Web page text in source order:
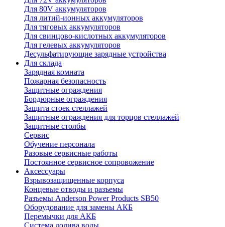
Для 80V аккумуляторов
Для литий-ионных аккумуляторов
Для тяговых аккумуляторов
Для свинцово-кислотных аккумуляторов
Для гелевых аккумуляторов
Десульфатирующие зарядные устройства
Для склада
Зарядная комната
Пожарная безопасность
Защитные ограждения
Бордюрные ограждения
Защита стоек стеллажей
Защитные ограждения для торцов стеллажей
Защитные столбы
Сервис
Обучение персонала
Разовые сервисные работы
Постоянное сервисное сопровожение
Аксессуары
Взрывозащищенные корпуса
Концевые отводы и разъемы
Разъемы Anderson Power Products SB50
Оборудование для замены АКБ
Перемычки для АКБ
Система долива воды